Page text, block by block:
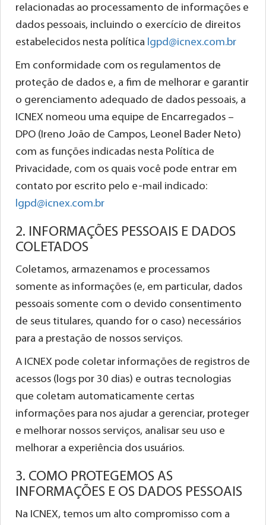
relacionadas ao processamento de informações e
dados pessoais, incluindo o exercício de direitos
estabelecidos nesta política lgpd@icnex.com.br
Em conformidade com os regulamentos de
proteção de dados e, a fim de melhorar e garantir
o gerenciamento adequado de dados pessoais, a
ICNEX nomeou uma equipe de Encarregados –
DPO (Ireno João de Campos, Leonel Bader Neto)
com as funções indicadas nesta Política de
Privacidade, com os quais você pode entrar em
contato por escrito pelo e-mail indicado:
lgpd@icnex.com.br
2. INFORMAÇÕES PESSOAIS E DADOS
COLETADOS
Coletamos, armazenamos e processamos
somente as informações (e, em particular, dados
pessoais somente com o devido consentimento
de seus titulares, quando for o caso) necessários
para a prestação de nossos serviços.
A ICNEX pode coletar informações de registros de
acessos (logs por 30 dias) e outras tecnologias
que coletam automaticamente certas
informações para nos ajudar a gerenciar, proteger
e melhorar nossos serviços, analisar seu uso e
melhorar a experiência dos usuários.
3. COMO PROTEGEMOS AS
INFORMAÇÕES E OS DADOS PESSOAIS
Na ICNEX, temos um alto compromisso com a